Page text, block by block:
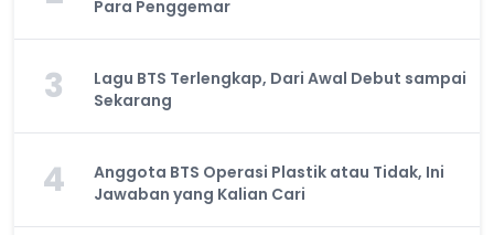
Para Penggemar
3
Lagu BTS Terlengkap, Dari Awal Debut sampai
Sekarang
4
Anggota BTS Operasi Plastik atau Tidak, Ini
Jawaban yang Kalian Cari